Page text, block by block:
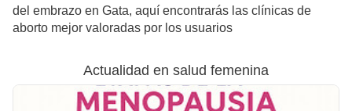
del embrazo en Gata, aquí encontrarás las clínicas de
aborto mejor valoradas por los usuarios
Actualidad en salud femenina